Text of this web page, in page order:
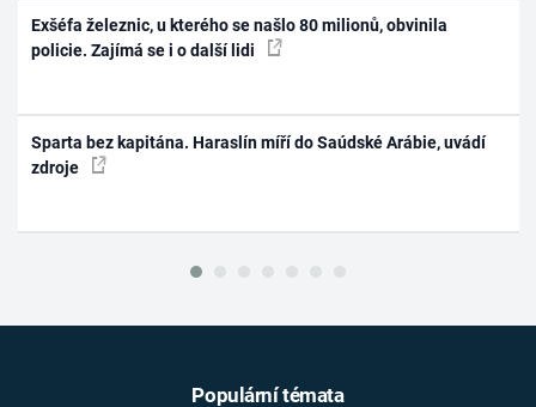
Exšéfa železnic, u kterého se našlo 80 milionů, obvinila
policie. Zajímá se i o další lidi
Sparta bez kapitána. Haraslín míří do Saúdské Arábie, uvádí
zdroje
Populární témata